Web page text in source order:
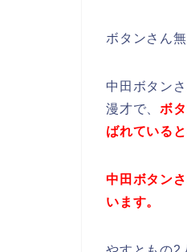
ボタンさん
中田ボタン
漫才で、ボ
ばれている
中田ボタン
います。